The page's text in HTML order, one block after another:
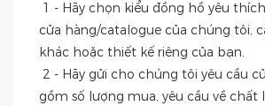
1 - Hãy chọn kiểu đồng hồ yêu
cửa hàng/catalogue của chúng tôi,
khác hoặc thiết kế riêng của bạn.
gồm số lượng mua, yêu cầu về chất